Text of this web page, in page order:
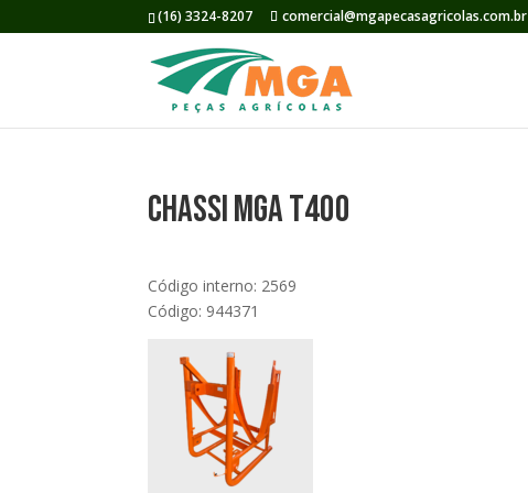
(16) 3324-8207 comercial@mgapecasagricolas.com.br
Chassi MGA T400
Código interno: 2569
Código: 944371